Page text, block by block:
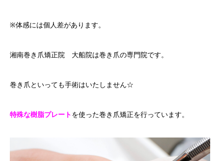
※体感には個人差があります。
湘南巻き爪矯正院 大船院は巻き爪の専門院です。
巻き爪といっても手術はいたしません☆
特殊な樹脂プレートを使った巻き爪矯正を行っています。